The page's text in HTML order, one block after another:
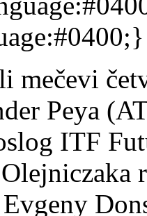
mečevi
Peya
ITF